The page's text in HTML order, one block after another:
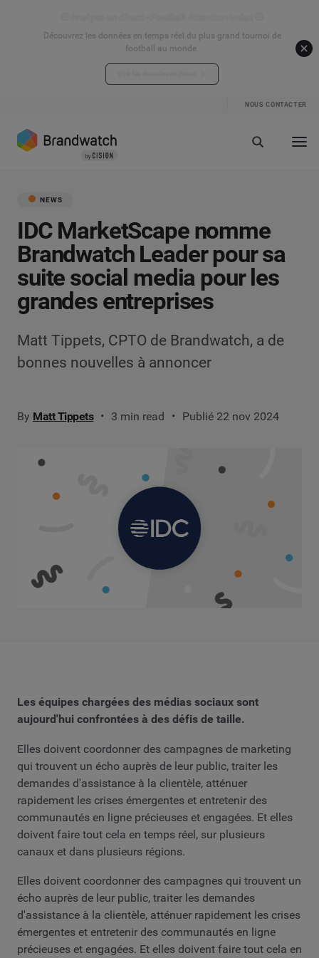
Découvrez les données en temps réel du plus grand tournoi de
football au monde.
NOUS CONTACTER
NEWS
IDC MarketScape nomme
Brandwatch Leader pour sa
suite social media pour les
grandes entreprises
Matt Tippets, CPTO de Brandwatch, a de
bonnes nouvelles à annoncer
By Matt Tippets 3 min read Publié 22 nov 2024
Les équipes chargées des médias sociaux sont
aujourd'hui confrontées à des défis de taille.
Elles doivent coordonner des campagnes de marketing
qui trouvent un écho auprès de leur public, traiter les
demandes d'assistance à la clientèle, atténuer
rapidement les crises émergentes et entretenir des
communautés en ligne précieuses et engagées. Et elles
doivent faire tout cela en temps réel, sur plusieurs
canaux et dans plusieurs régions.
Elles doivent coordonner des campagnes qui trouvent un
écho auprès de leur public, traiter les demandes
d'assistance à la clientèle, atténuer rapidement les crises
émergentes et entretenir des communautés en ligne
précieuses et engagées. Et elles doivent faire tout cela en